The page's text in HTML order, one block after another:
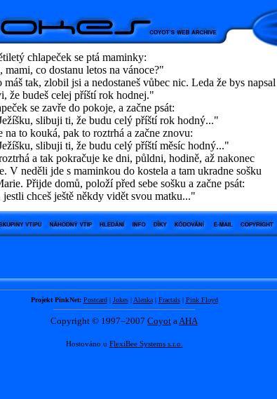
chlapeček se ptá maminky:
mami, co dostanu letos na vánoce?"
tak, zlobil jsi a nedostaneš vůbec nic. Leda že bys napsal
že budeš celej příští rok hodnej."
se zavře do pokoje, a začne psát:
slibuji ti, že budu celý příští rok hodný..."
na to kouká, pak to roztrhá a začne znovu:
slibuji ti, že budu celý příští měsíc hodný..."
a tak pokračuje ke dni, půldni, hodině, až nakonec
V neděli jde s maminkou do kostela a tam ukradne sošku
Přijde domů, položí před sebe sošku a začne psát:
jestli chceš ještě někdy vidět svou matku..."
Projekt PinkNet: Postcard| Jokes| Alenka| Fractals| Pink Floyd
Copyright © 1997–2007 Coyot aAHA
Hostováno u FlexiBee Systems s.r.o.